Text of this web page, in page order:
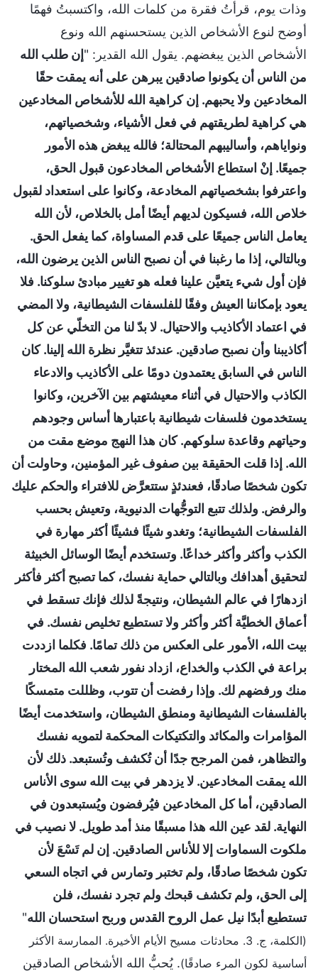
وذات يوم، قرأتُ فقرة من كلمات الله، واكتسبتُ فهمًا
أوضح لنوع الأشخاص الذين يستحسنهم الله ونوع
الأشخاص الذين يبغضهم. يقول الله القدير: "إن طلب الله
من الناس أن يكونوا صادقين يبرهن على أنه يمقت حقًا
المخادعين ولا يحبهم. إن كراهية الله للأشخاص المخادعين
هي كراهية لطريقتهم في فعل الأشياء، وشخصياتهم،
ونواياهم، وأساليبهم المحتالة؛ فالله يبغض هذه الأمور
جميعًا. إنْ استطاع الأشخاص المخادعون قبول الحق،
واعترفوا بشخصياتهم المخادعة، وكانوا على استعداد لقبول
خلاص الله، فسيكون لديهم أيضًا أمل بالخلاص، لأن الله
يعامل الناس جميعًا على قدم المساواة، كما يفعل الحق.
وبالتالي، إذا ما رغبنا في أن نصبح الناس الذين يرضون الله،
فإن أول شيء يتعيَّن علينا فعله هو تغيير مبادئ سلوكنا. فلا
يعود بإمكاننا العيش وفقًا للفلسفات الشيطانية، ولا المضي
في اعتماد الأكاذيب والاحتيال. لا بدّ لنا من التخلّي عن كل
أكاذيبنا وأن نصبح صادقين. عندئذ تتغيَّر نظرة الله إلينا. كان
الناس في السابق يعتمدون دومًا على الأكاذيب والادعاء
الكاذب والاحتيال في أثناء معيشتهم بين الآخرين، وكانوا
يستخدمون فلسفات شيطانية باعتبارها أساس وجودهم
وحياتهم وقاعدة سلوكهم. كان هذا النهج موضع مقت من
الله. إذا قلت الحقيقة بين صفوف غير المؤمنين، وحاولت أن
تكون شخصًا صادقًا، فعندئذٍ ستتعرَّض للافتراء والحكم عليك
والرفض. ولذلك تتبع التوجُّهات الدنيوية، وتعيش بحسب
الفلسفات الشيطانية؛ وتغدو شيئًا فشيئًا أكثر مهارة في
الكذب وأكثر وأكثر خداعًا. وتستخدم أيضًا الوسائل الخبيثة
لتحقيق أهدافك وبالتالي حماية نفسك، كما تصبح أكثر فأكثر
ازدهارًا في عالم الشيطان، ونتيجةً لذلك فإنك تسقط في
أعماق الخطيَّة أكثر وأكثر ولا تستطيع تخليص نفسك. في
بيت الله، الأمور على العكس من ذلك تمامًا. فكلما ازددت
براعة في الكذب والخداع، ازداد نفور شعب الله المختار
منك ورفضهم لك. وإذا رفضت أن تتوب، وظللت متمسكًا
بالفلسفات الشيطانية ومنطق الشيطان، واستخدمت أيضًا
المؤامرات والمكائد والتكتيكات المحكمة لتمويه نفسك
والتظاهر، فمن المرجح جدًا أن تُكشف وتُستبعد. ذلك لأن
الله يمقت المخادعين. لا يزدهر في بيت الله سوى الأناس
الصادقين، أما كل المخادعين فيُرفضون ويُستبعدون في
النهاية. لقد عين الله هذا مسبقًا منذ أمد طويل. لا نصيب في
ملكوت السماوات إلا للأناس الصادقين. إن لم تَسْعَ لأن
تكون شخصًا صادقًا، ولم تختبر وتمارس في اتجاه السعي
إلى الحق، ولم تكشف قبحك ولم تجرد نفسك، فلن
تستطيع أبدًا نيل عمل الروح القدس وربح استحسان الله"
(الكلمة، ج. 3. محادثات مسيح الأيام الأخيرة. الممارسة الأكثر
أساسية لكون المرء صادقًا). يُحبُّ الله الأشخاص الصادقين